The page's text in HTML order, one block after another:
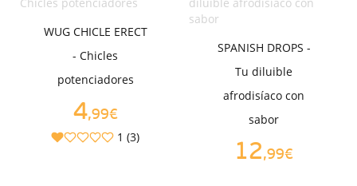
WUG CHICLE ERECT
- Chicles
potenciadores
4,99€
1 (3)
SPANISH DROPS -
Tu diluible
afrodisíaco con
sabor
12,99€